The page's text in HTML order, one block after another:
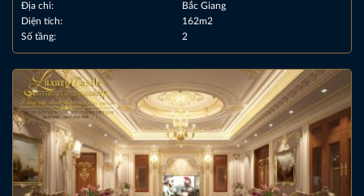
Địa chỉ:
Bắc Giang
Diện tích:
162m2
Số tầng:
2